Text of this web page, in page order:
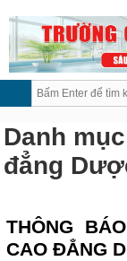
Danh
đẳng
THÔNG
CAO ĐẲNG